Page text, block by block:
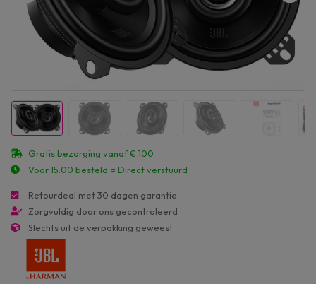
Retourdeal met 30 dagen garantie
Zorgvuldig door ons gecontroleerd
Slechts uit de verpakking geweest
Gratis bezorging vanaf € 100
Voor 15:00 besteld = Direct verstuurd